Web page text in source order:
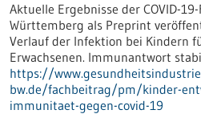
Aktuelle Ergebnisse der COVID-
Württemberg als Preprint
Verlauf der Infektion bei Kindern
Erwachsenen. Immunantwort
https://
bw.de/fachbeitrag/pm/kinder-
immunitaet-gegen-covid-19